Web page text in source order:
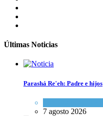
Últimas Noticias
Parashá Re'eh: Padre e hijos
7 agosto 2026